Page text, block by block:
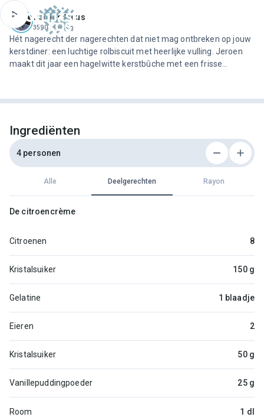
Jeroen Meus
3590 recepten
Hét nagerecht der nagerechten dat niet mag ontbreken op jouw
kerstdiner: een luchtige rolbiscuit met heerlijke vulling. Jeroen
maakt dit jaar een hagelwitte kerstbûche met een frisse
Ingrediënten
4 personen
Alle Deelgerechten Rayon
De citroencrème
Citroenen 8
Kristalsuiker 150 g
Gelatine 1 blaadje
Eieren 2
Kristalsuiker 50 g
Vanillepuddingpoeder 25 g
Room 1 dl